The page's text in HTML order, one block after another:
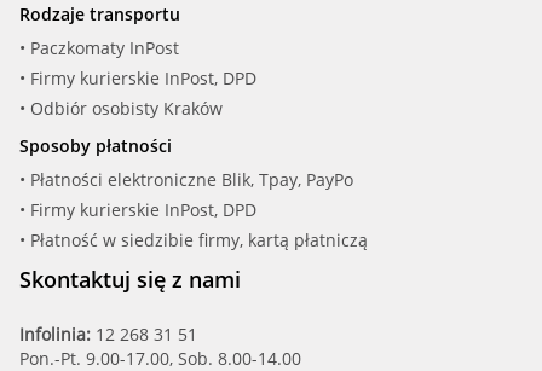
Rodzaje transportu
• Paczkomaty InPost
• Firmy kurierskie InPost, DPD
• Odbiór osobisty Kraków
Sposoby płatności
• Płatności elektroniczne Blik, Tpay, PayPo
• Firmy kurierskie InPost, DPD
• Płatność w siedzibie firmy, kartą płatniczą
Skontaktuj się z nami
Infolinia: 12 268 31 51
Pon.-Pt. 9.00-17.00, Sob. 8.00-14.00